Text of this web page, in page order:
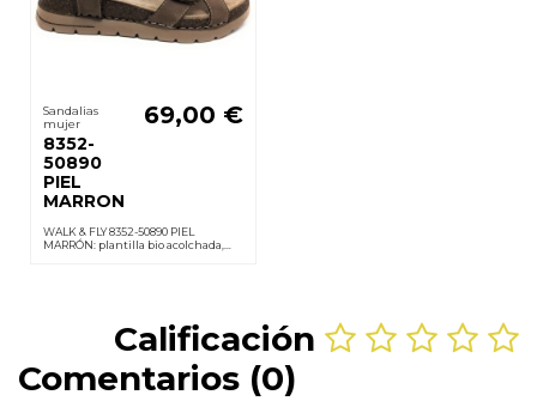
Sandalias
mujer
8352-
50890
PIEL
MARRON
69,00 €
WALK & FLY 8352-50890 PIEL
MARRÓN: plantilla bio acolchada,
Calificación
Comentarios (0)